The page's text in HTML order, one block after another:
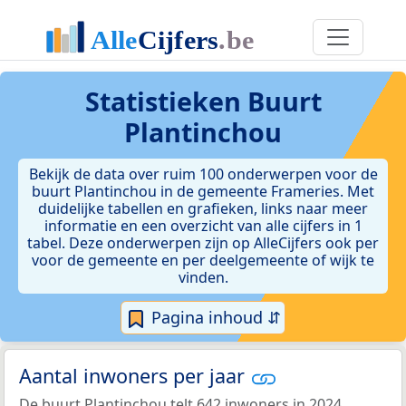
Statistieken Buurt
Plantinchou
Bekijk de data over ruim 100 onderwerpen voor de
buurt Plantinchou in de gemeente Frameries. Met
duidelijke tabellen en grafieken, links naar meer
informatie en een overzicht van alle cijfers in 1
tabel. Deze onderwerpen zijn op AlleCijfers ook per
voor de gemeente en per deelgemeente of wijk te
vinden.
Pagina inhoud ⇵
Aantal inwoners per jaar